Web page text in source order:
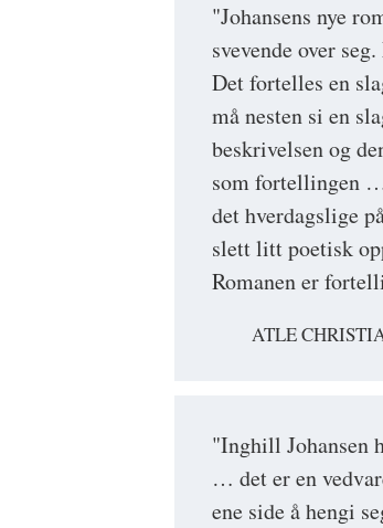
"Johansens nye
svevende over
Det fortelles en
må nesten si en
beskrivelsen og
som fortellingen
det hverdagslige
slett litt poetisk
Romanen er
ATLE
"Inghill Johansen
… det er en
ene side å hengi